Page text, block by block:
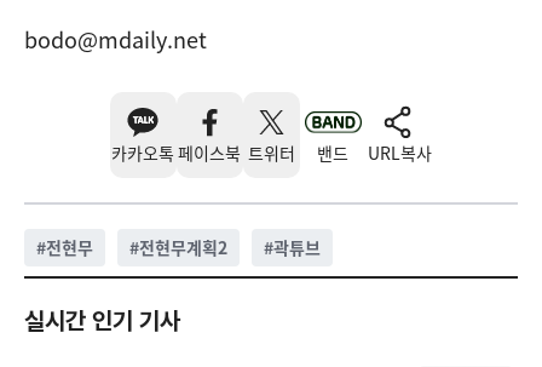
bodo@mdaily.net
카카오톡 페이스북 트위터 밴드 URL복사
#전현무 #전현무계획2 #곽튜브
실시간 인기 기사